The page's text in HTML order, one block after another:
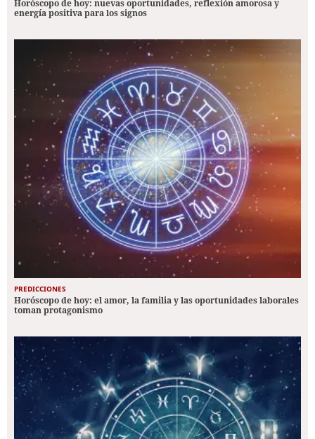
Horóscopo de hoy: nuevas oportunidades, reflexión amorosa y
energía positiva para los signos
PREDICCIONES
Horóscopo de hoy: el amor, la familia y las oportunidades laborales
toman protagonismo